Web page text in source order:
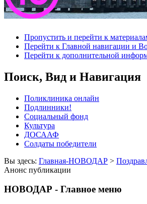
Пропустить и перейти к
Перейти к Главной навигации и
Перейти к дополнительной
Поиск, Вид и Навигация
Поликлиника онлайн
Подлинники!
Социальный фонд
Культура
ДОСААФ
Солдаты победители
Вы здесь: Главная-НОВОДАР >
Анонс публикации
НОВОДАР - Главное меню